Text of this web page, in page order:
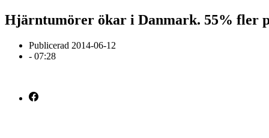
Hjärntumörer ökar i Danmark. 55% fler
Publicerad 2014-06-12
- 07:28